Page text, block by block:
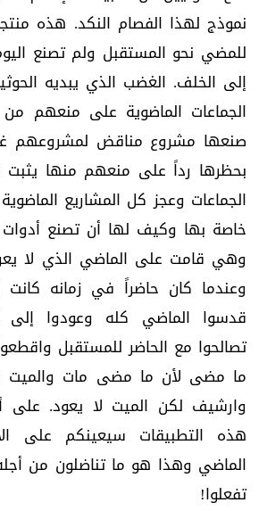
نموذج لهذا الفصام النكد. هذه
للمضي نحو المستقبل ولم تصنع
إلى الخلف. الغضب الذي يبديه
الجماعات الماضوية على منعهم
صنعها مشروع مناقض لمشروعهم
بحظرها رداً على منعهم منها
الجماعات وعجز كل المشاريع
خاصة بها وكيف لها أن تصنع
وهي قامت على الماضي الذي لا
وعندما كان حاضراً في زمانه
قدسوا الماضي كله وعودوا إلى
تصالحوا مع الحاضر للمستقبل
ما مضى لأن ما مضى مات والميت
وارشيف لكن الميت لا يعود. على
هذه التطبيقات سيعينكم على
الماضي وهذا هو ما تناضلون من
تفعلوا!